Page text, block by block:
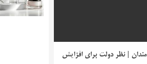
| نظر دولت برای افزایش